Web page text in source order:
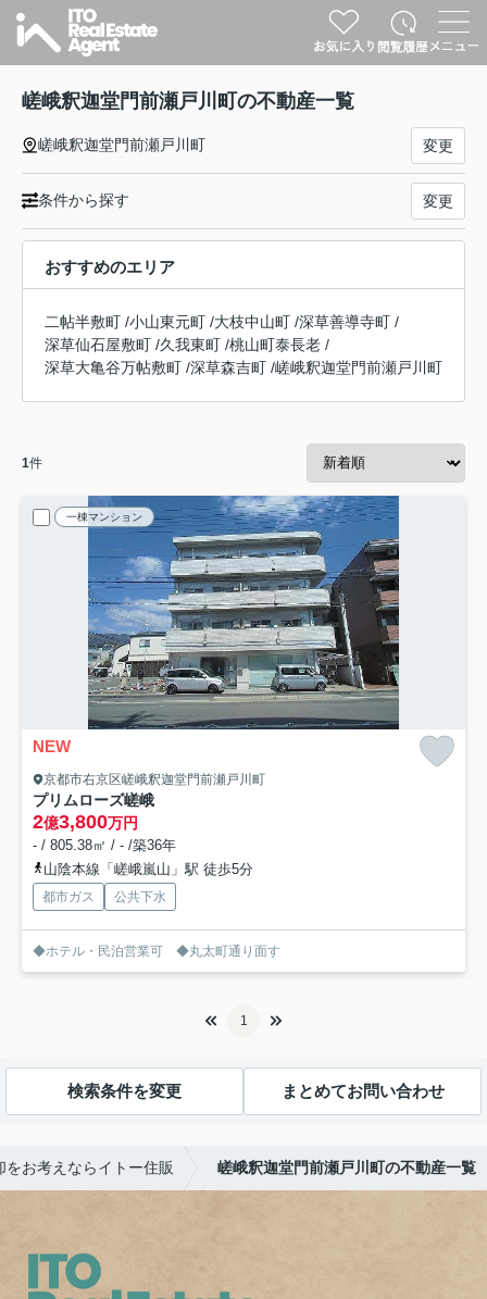
嵯峨釈迦堂門前瀬戸川町の不動産一覧
嵯峨釈迦堂門前瀬戸川町 変更
条件から探す 変更
おすすめのエリア
二帖半敷町 /小山東元町 /大枝中山町 /深草善導寺町 /
深草仙石屋敷町 /久我東町 /桃山町泰長老 /
深草大亀谷万帖敷町 /深草森吉町 /嵯峨釈迦堂門前瀬戸川町
1件
一棟マンション
NEW
京都市右京区嵯峨釈迦堂門前瀬戸川町
プリムローズ嵯峨
2億3,800万円
- / 805.38㎡ / - /築36年
山陰本線「嵯峨嵐山」駅 徒歩5分
都市ガス 公共下水
◆ホテル・民泊営業可 ◆丸太町通り面す
1
検索条件を変更 まとめてお問い合わせ
お考えならイトー住販 嵯峨釈迦堂門前瀬戸川町の不動産一覧